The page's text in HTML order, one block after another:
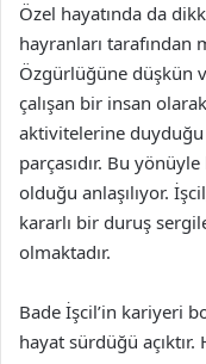
Özel hayatında da
hayranları tarafından
Özgürlüğüne düşkün
çalışan bir insan
aktivitelerine
parçasıdır. Bu
olduğu anlaşılıyor.
kararlı bir duruş
olmaktadır.
Bade İşcil’in kariyeri
hayat sürdüğü